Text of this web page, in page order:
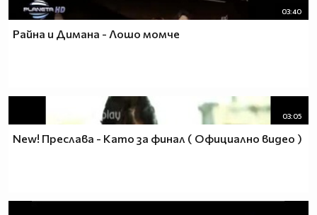
03:40
Райна и Димана - Лошо момче
03:05
New! Преслава - Като за финал ( Официално видео )